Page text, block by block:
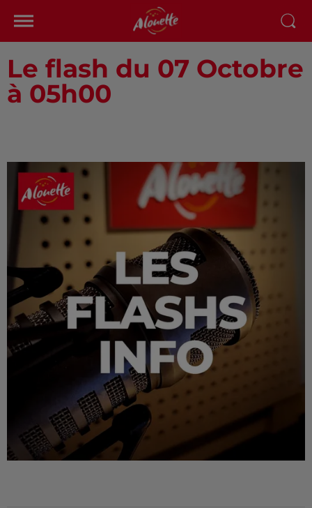
Le flash du 07 Octobre
à 05h00